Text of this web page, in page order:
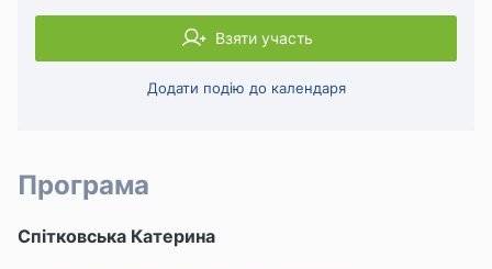
Програма
Спітковська Катерина
Взяти участь
Додати подію до календаря